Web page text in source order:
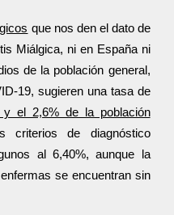
que nos den el dato de
Miálgica, ni en España ni
de la población general,
19, sugieren una tasa de
el 2,6% de la población
criterios de diagnóstico
al 6,40%, aunque la
se encuentran sin